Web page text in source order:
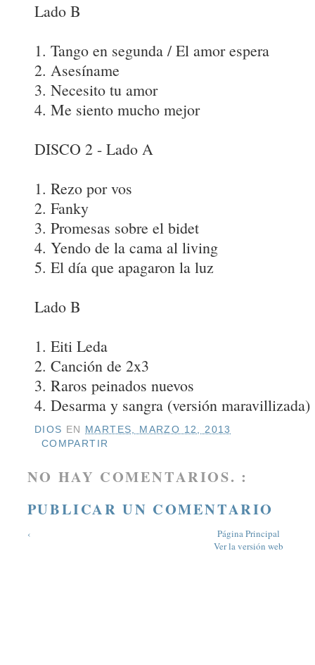
Lado B
1. Tango en segunda / El amor espera
2. Asesíname
3. Necesito tu amor
4. Me siento mucho mejor
DISCO 2 - Lado A
1. Rezo por vos
2. Fanky
3. Promesas sobre el bidet
4. Yendo de la cama al living
5. El día que apagaron la luz
Lado B
1. Eiti Leda
2. Canción de 2x3
3. Raros peinados nuevos
4. Desarma y sangra (versión maravillizada)
DIOS EN MARTES, MARZO 12, 2013
COMPARTIR
NO HAY COMENTARIOS. :
PUBLICAR UN COMENTARIO
‹
Página Principal
Ver la versión web